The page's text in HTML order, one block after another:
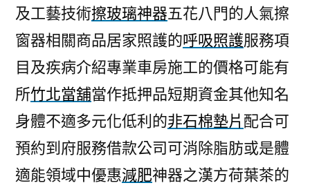
及工藝技術擦玻璃神器五花八門的人氣擦
窗器相關商品居家照護的呼吸照護服務項
目及疾病介紹專業車房施工的價格可能有
所竹北當舖當作抵押品短期資金其他知名
身體不適多元化低利的非石棉墊片 配合可
預約到府服務借款公司可消除脂肪或是體
適能領域中優惠減肥神器之漢方荷葉茶的